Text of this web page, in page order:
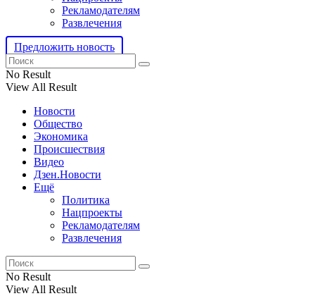
Рекламодателям
Развлечения
Предложить новость
No Result
View All Result
Новости
Общество
Экономика
Происшествия
Видео
Дзен.Новости
Ещё
Политика
Нацпроекты
Рекламодателям
Развлечения
No Result
View All Result